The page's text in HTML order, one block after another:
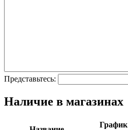
Представьтесь:
Наличие в магазинах
График